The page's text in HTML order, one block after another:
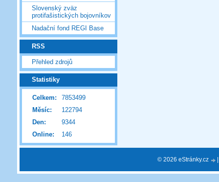
Slovenský zväz
protifašistických bojovníkov
Nadační fond REGI Base
RSS
Přehled zdrojů
Statistiky
Online: 146
Celkem:
7853499
Měsíc:
122794
Den:
9344
© 2026 eStránky.cz